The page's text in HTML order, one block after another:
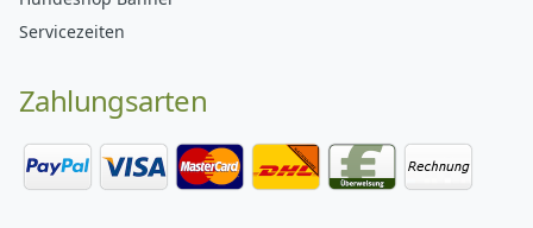
Servicezeiten
Zahlungsarten